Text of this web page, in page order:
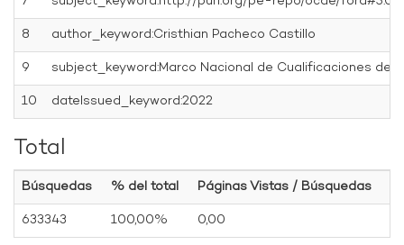
8
author_keyword:Cristhian Pacheco Castillo
9
subject_keyword:Marco Nacional de Cualificaciones del
10
dateIssued_keyword:2022
Total
Búsquedas % del total
Páginas Vistas / Búsquedas
633343
100,00% 0,00